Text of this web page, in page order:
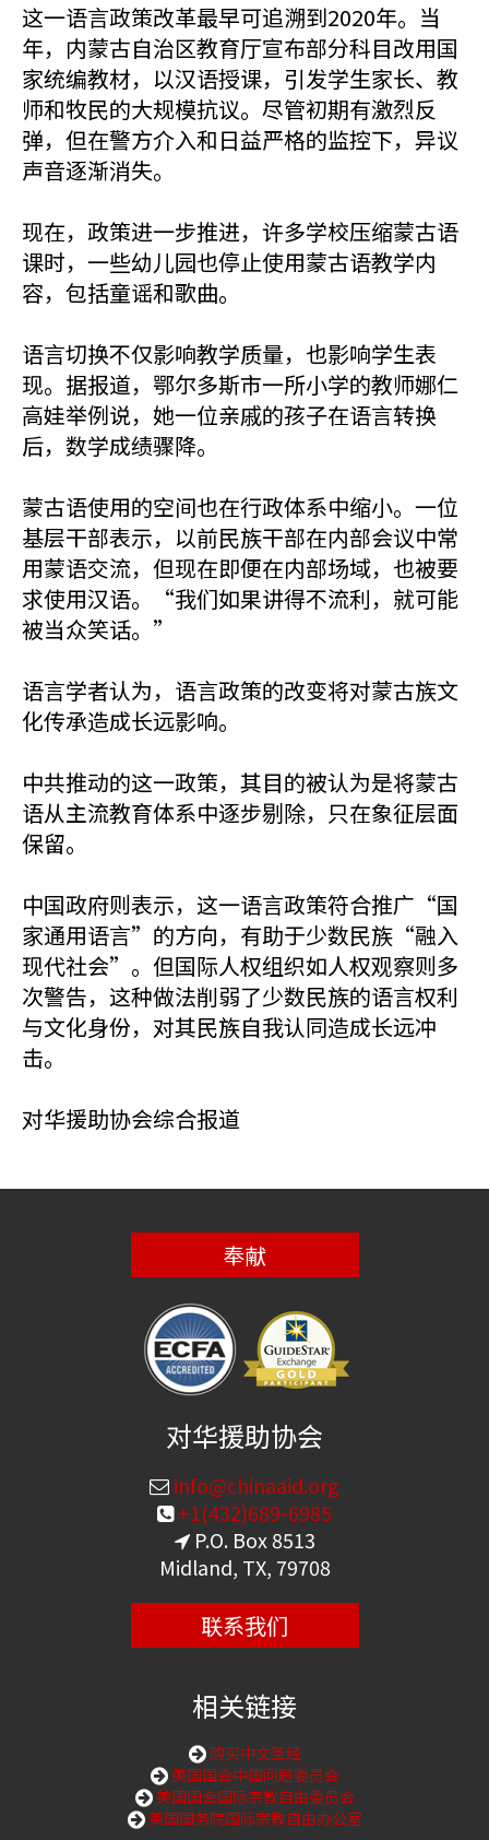
这一语言政策改革最早可追溯到2020年。当
年，内蒙古自治区教育厅宣布部分科目改用国
家统编教材，以汉语授课，引发学生家长、教
师和牧民的大规模抗议。尽管初期有激烈反
弹，但在警方介入和日益严格的监控下，异议
声音逐渐消失。
现在，政策进一步推进，许多学校压缩蒙古语
课时，一些幼儿园也停止使用蒙古语教学内
容，包括童谣和歌曲。
语言切换不仅影响教学质量，也影响学生表
现。 据报道， 鄂尔多斯市一所小学的教师娜仁
高娃举例说，她一位亲戚的孩子在语言转换
后，数学成绩骤降。
蒙古语使用的空间也在行政体系中缩小。一位
基层干部表示，以前民族干部在内部会议中常
用蒙语交流，但现在即便在内部场域，也被要
求使用汉语。“我们如果讲得不流利，就可能
被当众笑话。”
语言学者认为，语言政策的改变将对蒙古族文
化传承造成长远影响。
中共推动的这一政策，其目的被认为是将蒙古
语从主流教育体系中逐步剔除，只在象征层面
保留。
中国政府则表示，这一语言政策符合推广“国
家通用语言”的方向，有助于少数民族“融入
现代社会”。但国际人权组织如人权观察则多
次警告，这种做法削弱了少数民族的语言权利
与文化身份，对其民族自我认同造成长远冲
击。
对华援助协会综合报道
奉献
对华援助协会
info@chinaaid.org
+1(432)689-6985
P.O. Box 8513
Midland, TX, 79708
联系我们
相关链接
购买中文圣经
美国国会中国问题委员会
美国国会国际宗教自由委员会
美国国务院国际宗教自由办公室